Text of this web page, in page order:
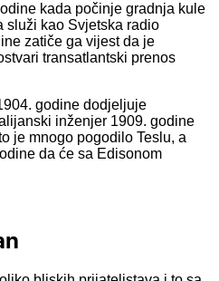
kada počinje gradnja kule
služi kao Svjetska radio
zatiče ga vijest da je
transatlantski prenos
godine dodjeljuje
inženjer 1909. godine
je mnogo pogodilo Teslu, a
da će sa Edisonom